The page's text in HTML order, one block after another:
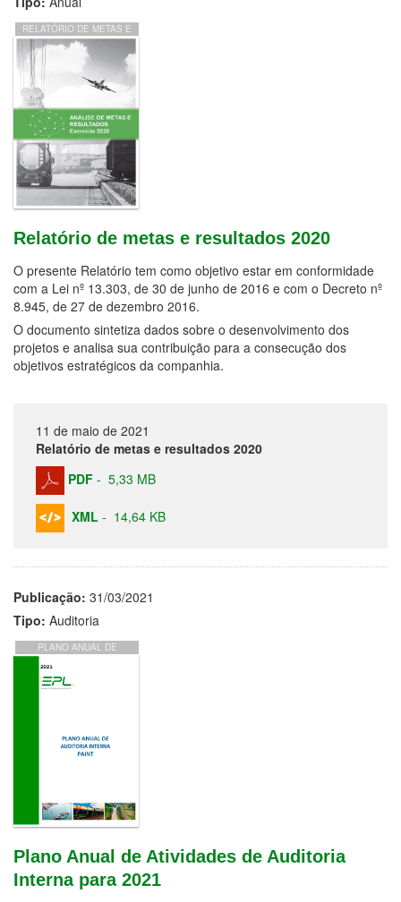
RELATÓRIO DE METAS E
RESULTADOS 2020
Relatório de metas e resultados 2020
O presente Relatório tem como objetivo estar em conformidade
com a Lei nº 13.303, de 30 de junho de 2016 e com o Decreto nº
8.945, de 27 de dezembro 2016.
O documento sintetiza dados sobre o desenvolvimento dos
projetos e analisa sua contribuição para a consecução dos
objetivos estratégicos da companhia.
11 de maio de 2021
Relatório de metas e resultados 2020
PDF - 5,33 MB
XML - 14,64 KB
Publicação: 31/03/2021
Tipo: Auditoria
PLANO ANUAL DE
AUDITORIA INTERNA
PARA 2021
Plano Anual de Atividades de Auditoria
Interna para 2021